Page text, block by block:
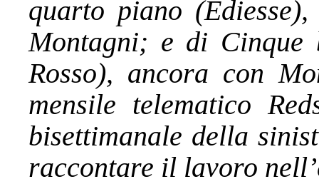
quarto piano
Montagni; e di Cinque
Rosso), ancora con
mensile telematico
bisettimanale della
raccontare il lavoro